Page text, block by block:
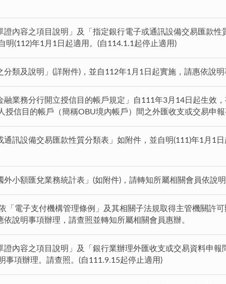
證內容之項目說明」及「指定銀行電子或通訊設備交易匯款
明(112)年1月1日起適用。(自114.1.1起停止適用)
分類及說明」(詳附件)，並自112年1月1日起實施，請惠依說
融業務分行開立授信目的帳戶規定」自111年3月14日起生效
授信目的帳戶（簡稱OBU境內帳戶）間之外匯收支或交易申
通訊設備交易匯款性質分類表」如附件，並自明(111)年1月1
外小額匯兌業務統計表」(如附件)，請轉知所屬相關會員依說
「電子支付機構管理條例」及其相關子法規取得主管機關許
說明事項辦理，請查照並轉知所屬相關會員惠辦。
證內容之項目說明」及「銀行業辦理外匯收支或交易資料申
事項辦理。請查照。(自111.9.15起停止適用)